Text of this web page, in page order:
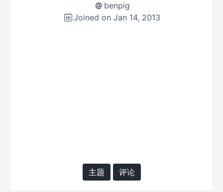
benpig
Joined on Jan 14, 2013
主题 评论